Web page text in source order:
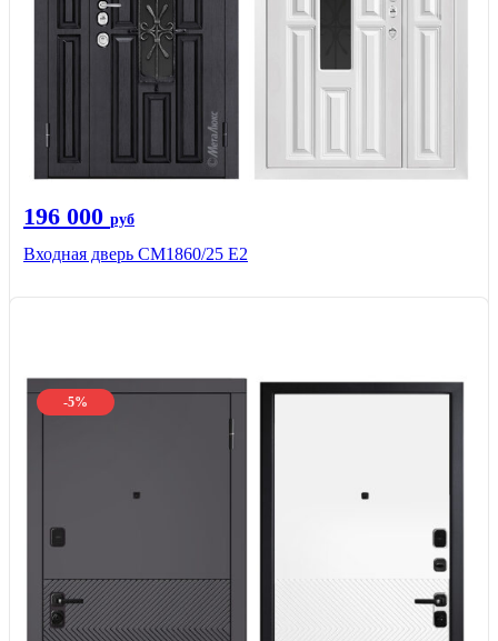
196 000 руб
Входная дверь СМ1860/25 Е2
-5%